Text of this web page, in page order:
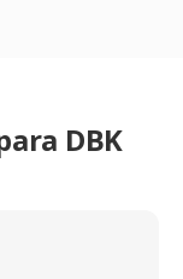
DBK